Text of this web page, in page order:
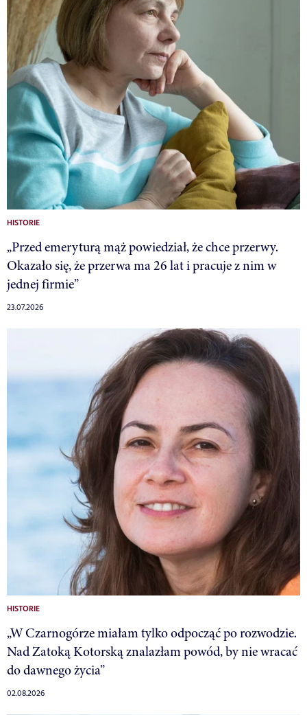
HISTORIE
„Przed emeryturą mąż powiedział, że chce przerwy.
Okazało się, że przerwa ma 26 lat i pracuje z nim w
jednej firmie”
23.07.2026
HISTORIE
„W Czarnogórze miałam tylko odpocząć po rozwodzie.
Nad Zatoką Kotorską znalazłam powód, by nie wracać
do dawnego życia”
02.08.2026